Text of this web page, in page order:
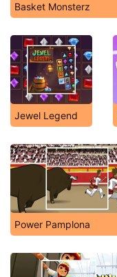
Basket Monsterz
Jewel Legend
Power Pamplona